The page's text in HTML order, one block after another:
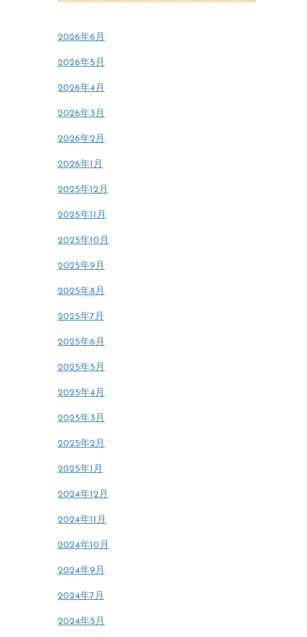
2026年6月
2026年5月
2026年4月
2026年3月
2026年2月
2026年1月
2025年12月
2025年11月
2025年10月
2025年9月
2025年8月
2025年7月
2025年6月
2025年5月
2025年4月
2025年3月
2025年2月
2025年1月
2024年12月
2024年11月
2024年10月
2024年9月
2024年7月
2024年5月